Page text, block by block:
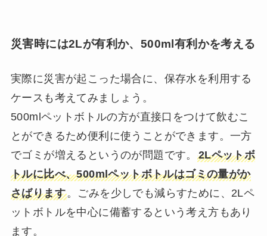
災害時には2Lが有利か、500ml有利かを考える
実際に災害が起こった場合に、保存水を利用する
ケースも考えてみましょう。
500mlペットボトルの方が直接口をつけて飲むこ
とができるため便利に使うことができます。一方
でゴミが増えるというのが問題です。 2Lペットボ
トルに比べ、500mlペットボトルはゴミの量がか
さばります。ごみを少しでも減らすために、2Lペ
ットボトルを中心に備蓄するという考え方もあり
ます。